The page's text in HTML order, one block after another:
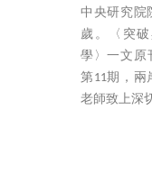
中央研究院
歲。〈突
學〉一文原
第11期，兩
老師致上深